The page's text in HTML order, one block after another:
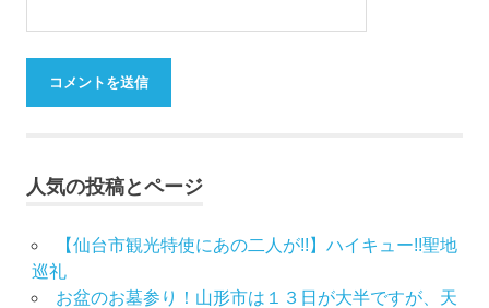
人気の投稿とページ
【仙台市観光特使にあの二人が!!】ハイキュー!!聖地
巡礼
お盆のお墓参り！山形市は１３日が大半ですが、天